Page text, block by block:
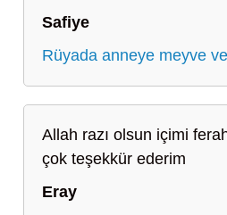
Safiye
Rüyada anneye meyve
Allah razı olsun içimi
çok teşekkür ederim
Eray